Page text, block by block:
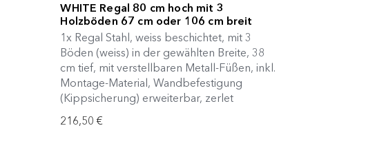
WHITE Regal 80 cm hoch mit 3
Holzböden 67 cm oder 106 cm breit
1x Regal Stahl, weiss beschichtet, mit 3
Böden (weiss) in der gewählten Breite, 38
cm tief, mit verstellbaren Metall-Füßen, inkl.
Montage-Material, Wandbefestigung
(Kippsicherung) erweiterbar, zerlet
216,50 €